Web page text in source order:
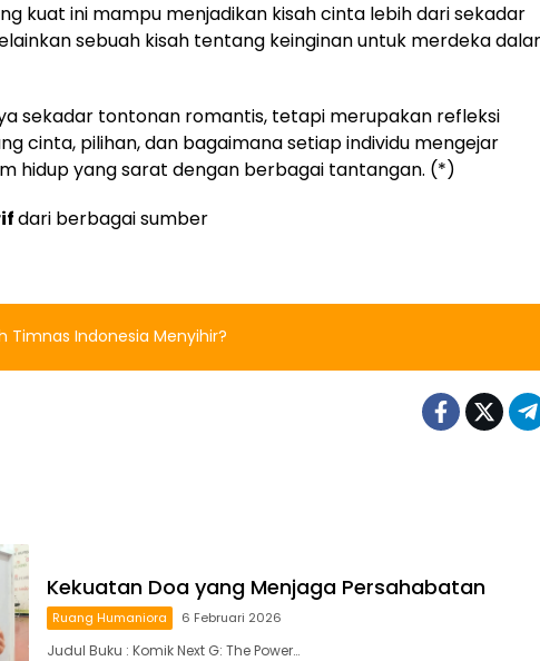
kuat ini mampu menjadikan kisah cinta lebih dari sekadar
sebuah kisah tentang keinginan untuk merdeka
sekadar tontonan romantis, tetapi merupakan refleksi
cinta, pilihan, dan bagaimana setiap individu mengejar
hidup yang sarat dengan berbagai tantangan. (*)
dari berbagai sumber
Timnas Indonesia Menyihir?
Kekuatan Doa yang Menjaga Persahabatan
Ruang Humaniora 6 Februari 2026
Judul Buku : Komik Next G: The Power…